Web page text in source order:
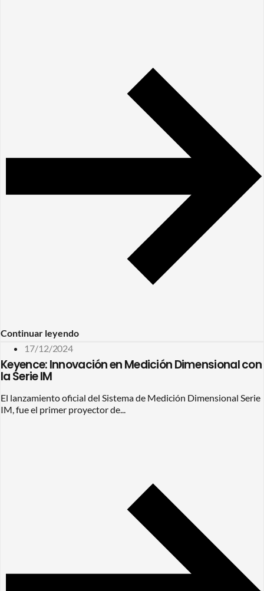
Continuar leyendo
17/12/2024
Keyence: Innovación en Medición Dimensional con
la Serie IM
El lanzamiento oficial del Sistema de Medición Dimensional Serie
IM, fue el primer proyector de...